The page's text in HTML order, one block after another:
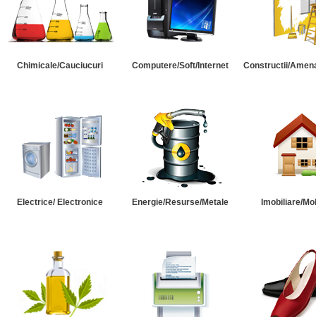
Chimicale/Cauciucuri Computere/Soft/Internet Constructii/
Electrice/ Electronice Energie/Resurse/Metale Imobiliare/